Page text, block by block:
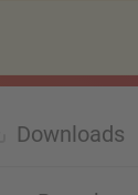
Downloads